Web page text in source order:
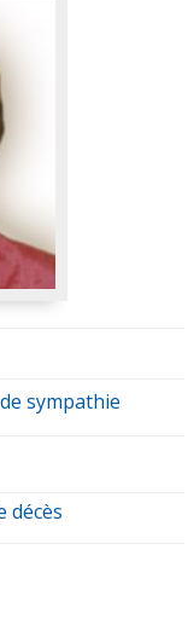
sympathie
décès